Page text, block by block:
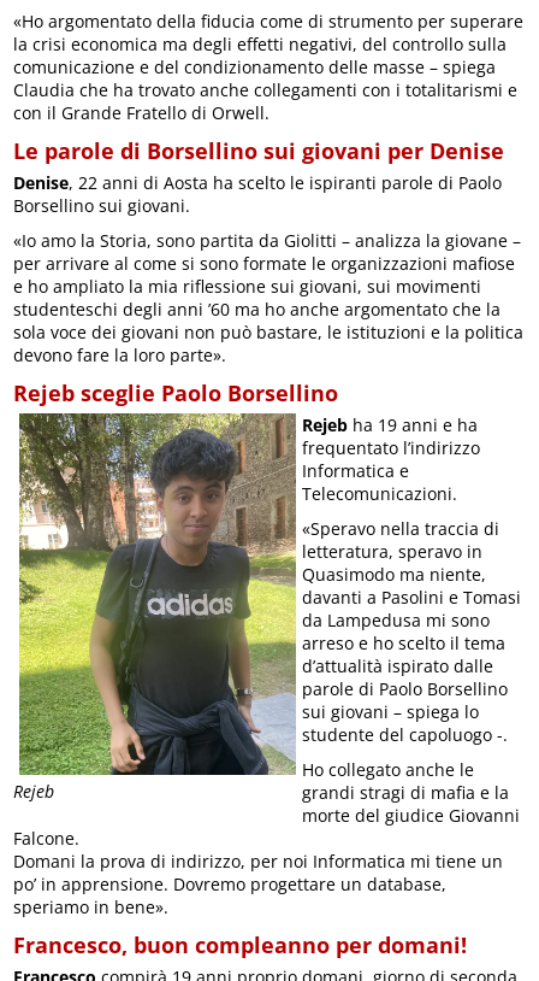
«Ho argomentato della fiducia come di strumento per superare
la crisi economica ma degli effetti negativi, del controllo sulla
comunicazione e del condizionamento delle masse – spiega
Claudia che ha trovato anche collegamenti con i totalitarismi e
con il Grande Fratello di Orwell.
Le parole di Borsellino sui giovani per Denise
Denise, 22 anni di Aosta ha scelto le ispiranti parole di Paolo
Borsellino sui giovani.
«Io amo la Storia, sono partita da Giolitti – analizza la giovane –
per arrivare al come si sono formate le organizzazioni mafiose
e ho ampliato la mia riflessione sui giovani, sui movimenti
studenteschi degli anni ’60 ma ho anche argomentato che la
sola voce dei giovani non può bastare, le istituzioni e la politica
devono fare la loro parte».
Rejeb sceglie Paolo Borsellino
Rejeb
Rejeb ha 19 anni e ha
frequentato l’indirizzo
Informatica e
Telecomunicazioni.
«Speravo nella traccia di
letteratura, speravo in
Quasimodo ma niente,
davanti a Pasolini e Tomasi
da Lampedusa mi sono
arreso e ho scelto il tema
d’attualità ispirato dalle
parole di Paolo Borsellino
sui giovani – spiega lo
studente del capoluogo -.
Ho collegato anche le
grandi stragi di mafia e la
morte del giudice Giovanni
Falcone.
Domani la prova di indirizzo, per noi Informatica mi tiene un
po’ in apprensione. Dovremo progettare un database,
speriamo in bene».
Francesco, buon compleanno per domani!